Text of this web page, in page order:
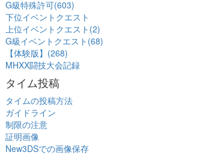
G級特殊許可(603)
下位イベントクエスト
上位イベントクエスト(2)
G級イベントクエスト(68)
【体験版】(268)
MHXX闘技大会記録
タイム投稿
タイムの投稿方法
ガイドライン
制限の注意
証明画像
New3DSでの画像保存